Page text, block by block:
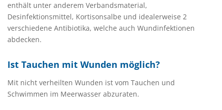
enthält unter anderem Verbandsmaterial,
Desinfektionsmittel, Kortisonsalbe und idealerweise 2
verschiedene Antibiotika, welche auch Wundinfektionen
abdecken.
Ist Tauchen mit Wunden möglich?
Mit nicht verheilten Wunden ist vom Tauchen und
Schwimmen im Meerwasser abzuraten.